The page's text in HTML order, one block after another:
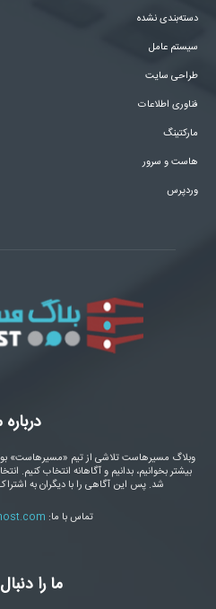
دسته‌بندی نشده
سیستم عامل
طراحی سایت
فناوری اطلاعات
مارکتینگ
هاست و سرور
وردپرس
درباره
وبلاگ مسیرهاست تلاشی از تیم «مسیرهاست»
بیشتر بخوانیم، بدانیم و آگاهانه انتخاب کنیم.
شد. پس این آگاهی را با دیگران به
تماس با ما:
ما را